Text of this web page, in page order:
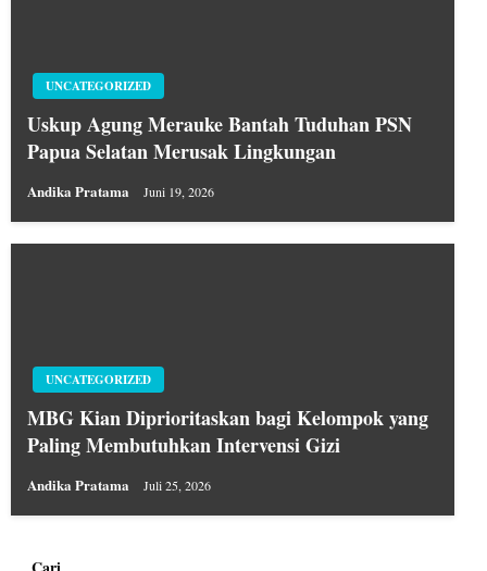
UNCATEGORIZED
Uskup Agung Merauke Bantah Tuduhan PSN
Papua Selatan Merusak Lingkungan
Andika Pratama Juni 19, 2026
UNCATEGORIZED
MBG Kian Diprioritaskan bagi Kelompok yang
Paling Membutuhkan Intervensi Gizi
Andika Pratama Juli 25, 2026